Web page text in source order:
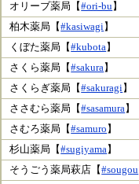
オリーブ薬局【#ori-bu】
柏木薬局【#kasiwagi】
くぼた薬局【#kubota】
さくら薬局【#sakura】
さくらぎ薬局【#sakuragi】
ささむら薬局【#sasamura】
さむろ薬局【#samuro 】
杉山薬局【#sugiyama】
そうごう薬局萩店【#sougou